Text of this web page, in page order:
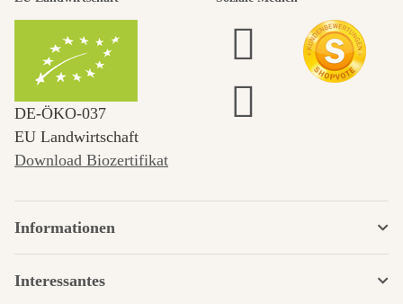
DE‑ÖKO‑037
EU Landwirtschaft
Download Biozertifikat
Informationen
Interessantes